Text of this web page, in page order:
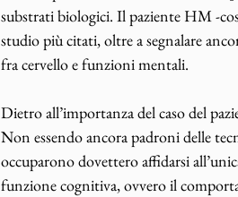
substrati biologici. Il paziente HM -
studio più citati, oltre a segnalare
fra cervello e funzioni mentali.
Dietro all’importanza del caso del
Non essendo ancora padroni delle
occuparono dovettero affidarsi
funzione cognitiva, ovvero il